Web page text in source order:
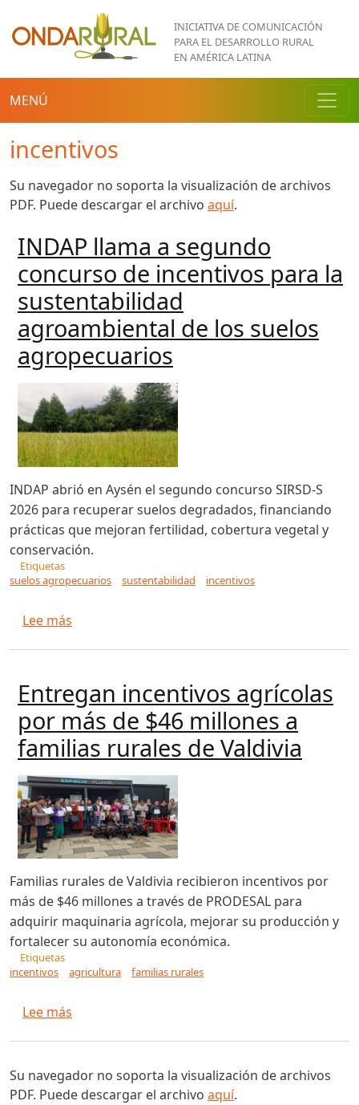
Pasar al contenido principal
INICIATIVA DE COMUNICACIÓN
PARA EL DESARROLLO RURAL
EN AMÉRICA LATINA
MENÚ
incentivos
Su navegador no soporta la visualización de archivos
PDF. Puede descargar el archivo aquí.
INDAP llama a segundo
concurso de incentivos para la
sustentabilidad
agroambiental de los suelos
agropecuarios
INDAP abrió en Aysén el segundo concurso SIRSD-S
2026 para recuperar suelos degradados, financiando
prácticas que mejoran fertilidad, cobertura vegetal y
conservación.
Etiquetas
suelos agropecuarios
sustentabilidad incentivos
Lee más
Entregan incentivos agrícolas
por más de $46 millones a
familias rurales de Valdivia
Familias rurales de Valdivia recibieron incentivos por
más de $46 millones a través de PRODESAL para
adquirir maquinaria agrícola, mejorar su producción y
fortalecer su autonomía económica.
Etiquetas
incentivos
agricultura familias rurales
Lee más
Su navegador no soporta la visualización de archivos
PDF. Puede descargar el archivo aquí.